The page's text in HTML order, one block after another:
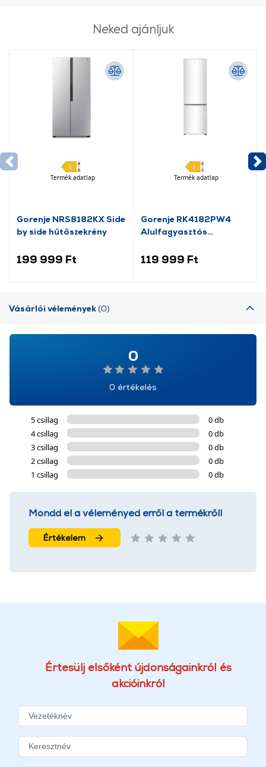
Neked ajánljuk
Termék adatlap
Gorenje NRS8182KX Side
by side hűtőszekrény
199 999 Ft
Termék adatlap
Gorenje RK4182PW4
Alulfagyasztós
119 999 Ft
Vásárlói vélemények(0)
0
0 értékelés
5 csillag
0 db
4 csillag
0 db
3 csillag
0 db
2 csillag
0 db
1 csillag
0 db
Mondd el a véleményed erről a termékről!
Értékelem
Értesülj elsőként újdonságainkról és
akcióinkról